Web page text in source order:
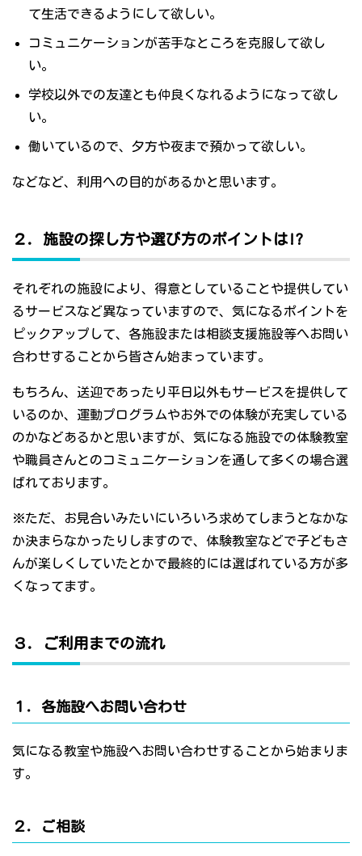
て生活できるようにして欲しい。
コミュニケーションが苦手なところを克服して欲し
い。
学校以外での友達とも仲良くなれるようになって欲し
い。
働いているので、夕方や夜まで預かって欲しい。
などなど、利用への目的があるかと思います。
２．施設の探し方や選び方のポイントは!?
それぞれの施設により、得意としていることや提供してい
るサービスなど異なっていますので、気になるポイントを
ピックアップして、各施設または相談支援施設等へお問い
合わせすることから皆さん始まっています。
もちろん、送迎であったり平日以外もサービスを提供して
いるのか、運動プログラムやお外での体験が充実している
のかなどあるかと思いますが、気になる施設での体験教室
や職員さんとのコミュニケーションを通して多くの場合選
ばれております。
※ただ、お見合いみたいにいろいろ求めてしまうとなかな
か決まらなかったりしますので、体験教室などで子どもさ
んが楽しくしていたとかで最終的には選ばれている方が多
くなってます。
３．ご利用までの流れ
１．各施設へお問い合わせ
気になる教室や施設へお問い合わせすることから始まりま
す。
２．ご相談